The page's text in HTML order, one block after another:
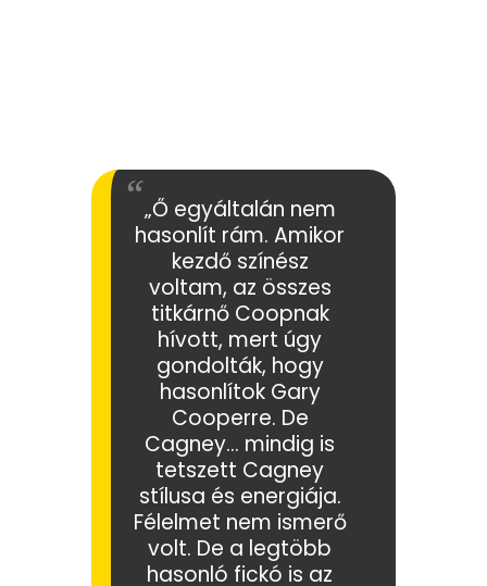
„Ő egyáltalán nem
hasonlít rám. Amikor
kezdő színész
voltam, az összes
titkárnő Coopnak
hívott, mert úgy
gondolták, hogy
hasonlítok Gary
Cooperre. De
Cagney… mindig is
tetszett Cagney
stílusa és energiája.
Félelmet nem ismerő
volt. De a legtöbb
hasonló fickó is az